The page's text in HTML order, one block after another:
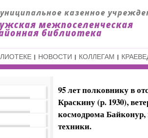
НОВОСТИ КОЛЛЕГАМ
95 лет полковнику в
Краскину (р. 1930),
космодрома
техники.